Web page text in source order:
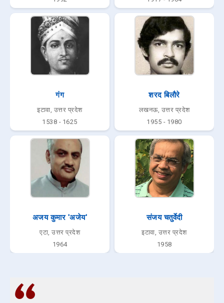
गंग
इटावा, उत्तर प्रदेश
1538 - 1625
शरद बिलाैरे
लखनऊ, उत्तर प्रदेश
1955 - 1980
अजय कुमार 'अजेय'
एटा, उत्तर प्रदेश
1964
संजय चतुर्वेदी
इटावा, उत्तर प्रदेश
1958